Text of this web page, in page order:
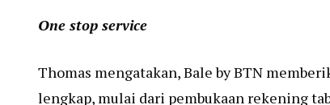
One stop service
Thomas mengatakan, Bale by BTN
lengkap, mulai dari pembukaan rekening